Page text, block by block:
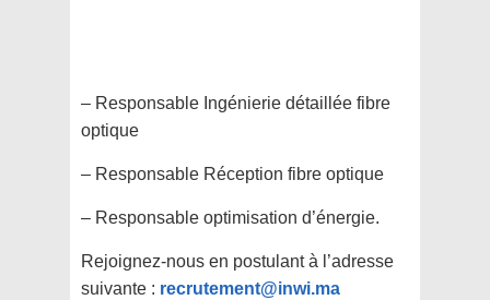
– Responsable Ingénierie détaillée fibre
optique
– Responsable Réception fibre optique
– Responsable optimisation d’énergie.
Rejoignez-nous en postulant à l’adresse
suivante : recrutement@inwi.ma